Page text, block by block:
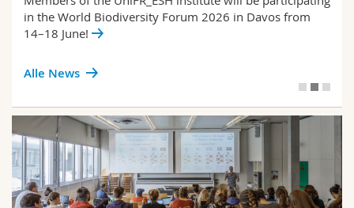
in the World Biodiversity Forum 2026 in Davos from
14–18 June!
Alle News